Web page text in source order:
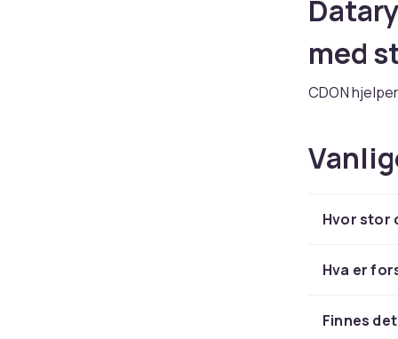
med
CDON
pendler til
er mer enn
En
materialer
Hvor stor
Hva er
Finnes